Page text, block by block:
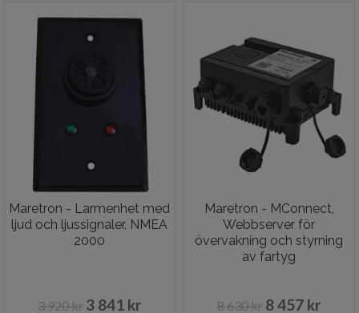
Maretron - Larmenhet med
ljud och ljussignaler, NMEA
2000
3 920 kr 3 841 kr
Maretron - MConnect,
Webbserver för
övervakning och styrning
av fartyg
8 630 kr 8 457 kr